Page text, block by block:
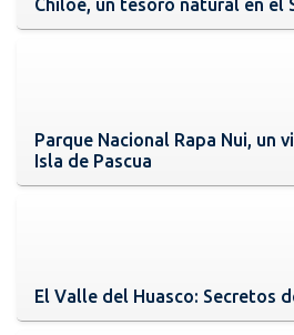
Chiloé, un tesoro natural en el
Parque Nacional Rapa Nui, un
Isla de Pascua
El Valle del Huasco: Secretos